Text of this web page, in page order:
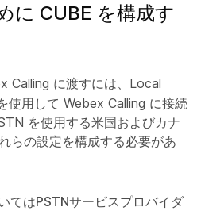
に CUBE を構成す
Calling に渡すには、Local
使用して Webex Calling に接続
を使用する米国およびカナ
らの設定を構成する必要があ
てはPSTNサービスプロバイダ